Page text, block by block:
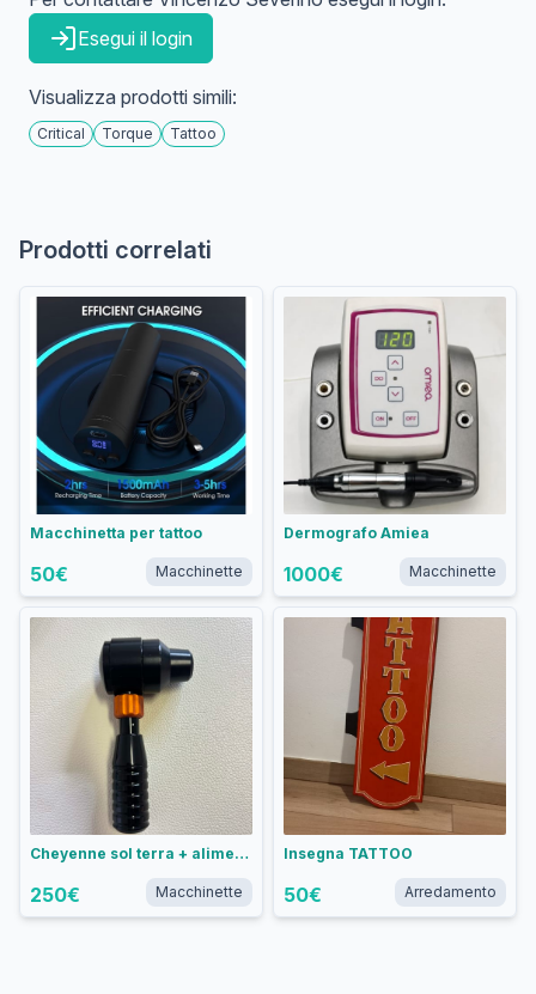
Esegui il login
Visualizza prodotti simili:
Critical Torque Tattoo
Prodotti correlati
Macchinetta per tattoo
50€ Macchinette
Dermografo Amiea
1000€ Macchinette
Cheyenne sol terra + alimentatore critical
250€ Macchinette
Insegna TATTOO
50€ Arredamento